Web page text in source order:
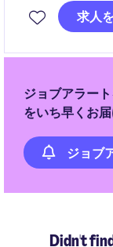
かし、東京で
求人
ジョブアラー
をいち早くお
ジョブ
Didn't